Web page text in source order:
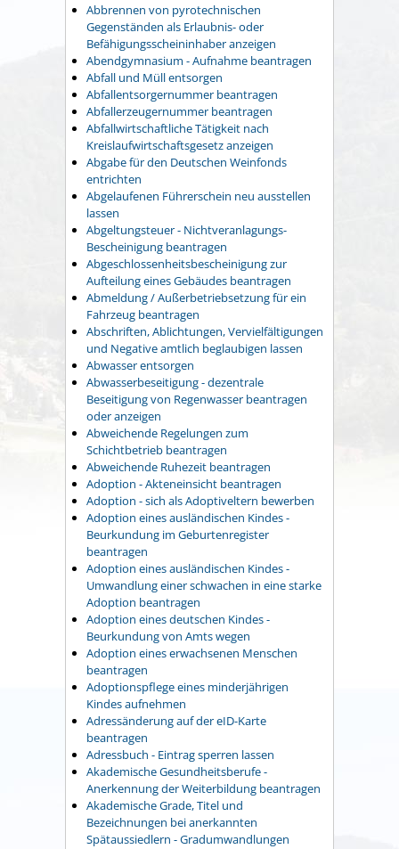
Abbrennen von pyrotechnischen
Gegenständen als Erlaubnis- oder
Befähigungsscheininhaber anzeigen
Abendgymnasium - Aufnahme beantragen
Abfall und Müll entsorgen
Abfallentsorgernummer beantragen
Abfallerzeugernummer beantragen
Abfallwirtschaftliche Tätigkeit nach
Kreislaufwirtschaftsgesetz anzeigen
Abgabe für den Deutschen Weinfonds
entrichten
Abgelaufenen Führerschein neu ausstellen
lassen
Abgeltungsteuer - Nichtveranlagungs-
Bescheinigung beantragen
Abgeschlossenheitsbescheinigung zur
Aufteilung eines Gebäudes beantragen
Abmeldung / Außerbetriebsetzung für ein
Fahrzeug beantragen
Abschriften, Ablichtungen, Vervielfältigungen
und Negative amtlich beglaubigen lassen
Abwasser entsorgen
Abwasserbeseitigung - dezentrale
Beseitigung von Regenwasser beantragen
oder anzeigen
Abweichende Regelungen zum
Schichtbetrieb beantragen
Abweichende Ruhezeit beantragen
Adoption - Akteneinsicht beantragen
Adoption - sich als Adoptiveltern bewerben
Adoption eines ausländischen Kindes -
Beurkundung im Geburtenregister
beantragen
Adoption eines ausländischen Kindes -
Umwandlung einer schwachen in eine starke
Adoption beantragen
Adoption eines deutschen Kindes -
Beurkundung von Amts wegen
Adoption eines erwachsenen Menschen
beantragen
Adoptionspflege eines minderjährigen
Kindes aufnehmen
Adressänderung auf der eID-Karte
beantragen
Adressbuch - Eintrag sperren lassen
Akademische Gesundheitsberufe -
Anerkennung der Weiterbildung beantragen
Akademische Grade, Titel und
Bezeichnungen bei anerkannten
Spätaussiedlern - Gradumwandlungen